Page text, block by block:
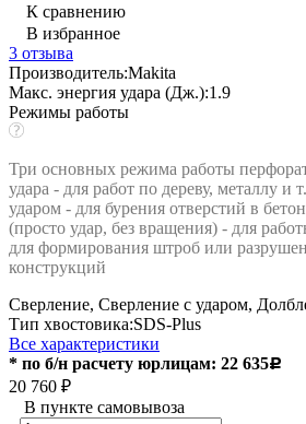
К сравнению
В избранное
3 отзыва
Производитель:Makita
Макс. энергия удара (Дж.):1.9
Режимы работы
Три основных режима работы
удара - для работ по дереву, металлу и
ударом - для бурения отверстий в
(просто удар, без вращения) - для
для формирования штроб или
конструкций
Сверление, Сверление с ударом,
Тип хвостовика:SDS-Plus
Все характеристики
* по б/н расчету юрлицам: 22 635Р
20 760 ₽
В пункте самовывоза